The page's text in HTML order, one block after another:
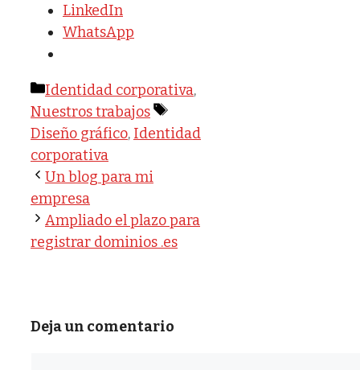
LinkedIn
WhatsApp
Categorías
Identidad corporativa,
Nuestros trabajos
Etiquetas
Diseño gráfico, Identidad
corporativa
Un blog para mi
empresa
Ampliado el plazo para
registrar dominios .es
Deja un comentario